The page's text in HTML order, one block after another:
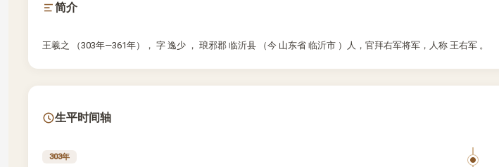
简介
王羲之 （303年—361年）， 字 逸少 ， 琅邪郡 临沂县 （今 山东省 临沂市 ）人，官拜右军将军，人称 王右军 。
生平时间轴
303年